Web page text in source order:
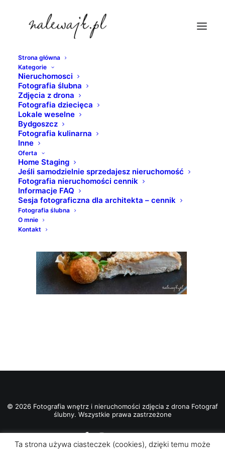
Strona główna
Kategorie
Nieruchomosci
Fotografia ślubna
Zdjęcia z drona
Fotografia dziecięca
Lokale weselne
Bydgoszcz
Fotografia kulinarna
Inne
Oferta
Home Staging
Jeśli samodzielnie sprzedajesz nieruchomość
Fotografia nieruchomości cennik
Informacje FAQ
Sesja fotograficzna dla architekta – cennik
Fotografia ślubna
O mnie
Kontakt
fotograf-zywnosci-grudziadz
Strona Główna
Fotografia kulinarna | Fotograf kulinarny | Zdjęcia jedzenia
| Kuchnia molekularna
© 2026 Fotografia wnętrz i nieruchomości zdjęcia z drona Fotograf
ślubny. Wszystkie prawa zastrzeżone
Ta strona używa ciasteczek (cookies), dzięki temu może